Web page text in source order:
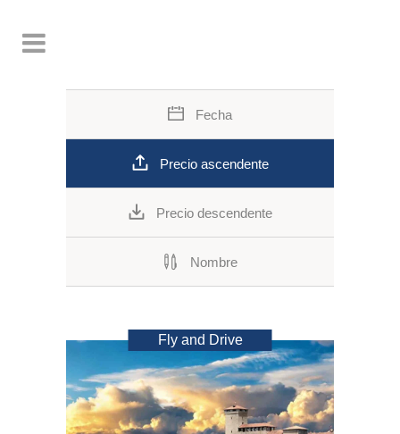
Fecha
Precio ascendente
Precio descendente
Nombre
Fly and Drive